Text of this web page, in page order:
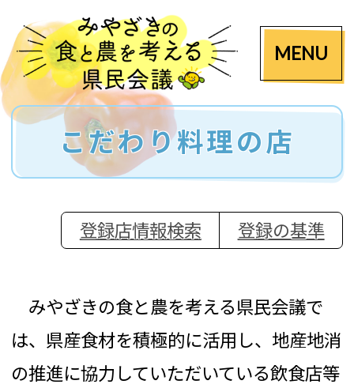
MENU
こだわり料理の店
登録店情報検索 登録の基準
みやざきの食と農を考える県民会議で
は、県産食材を積極的に活用し、地産地消
の推進に協力していただいている飲食店等